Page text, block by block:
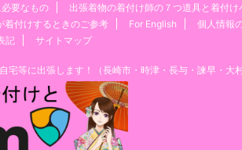
要なもの 出張着物の着付け師の７つ道具と着付
着付けするときのご参考 For English 個人情報
記
サイトマップ
等に出張します！（長崎市・時津・長与・諫早・大